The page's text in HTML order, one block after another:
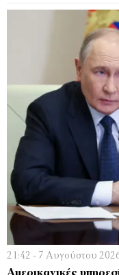
21:42 - 7 Αυγούστου
Αμερικανικές